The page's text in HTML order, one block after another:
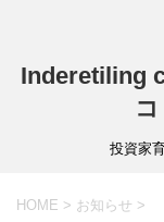
Inderetiling
投資家
HOME > お知らせ >